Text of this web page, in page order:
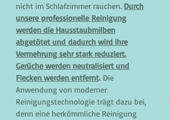
nicht im Schlafzimmer rauchen. Durch
unsere professionelle Reinigung
werden die Hausstaubmilben
abgetötet und dadurch wird ihre
Vermehrung sehr stark reduziert.
Gerüche werden neutralisiert und
Flecken werden entfernt.Die
Anwendung von moderner
Reinigungstechnologie trägt dazu bei,
denn eine herkömmliche Reinigung